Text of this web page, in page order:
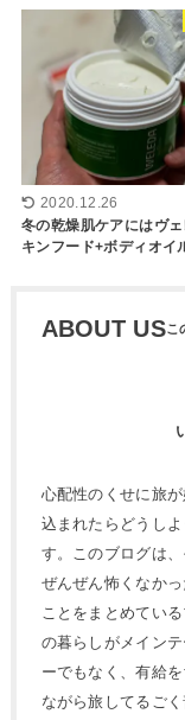
2020.12.26
冬の乾燥肌ケアにはヴ
キンフード+ボディオイ
ABOUT US
心配性のくせに旅
込まれたらどうし
す。このブログは
ぜんぜん怖くなか
ことをまとめてい
の暮らしがメイン
ーでもなく、有給
ながら旅してるご